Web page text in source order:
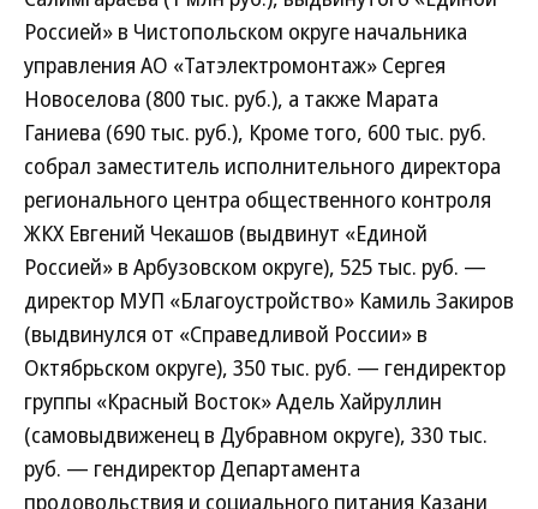
Россией» в Чистопольском округе начальника
управления АО «Татэлектромонтаж» Сергея
Новоселова (800 тыс. руб.), а также Марата
Ганиева (690 тыс. руб.), Кроме того, 600 тыс. руб.
собрал заместитель исполнительного директора
регионального центра общественного контроля
ЖКХ Евгений Чекашов (выдвинут «Единой
Россией» в Арбузовском округе), 525 тыс. руб. —
директор МУП «Благоустройство» Камиль Закиров
(выдвинулся от «Справедливой России» в
Октябрьском округе), 350 тыс. руб. — гендиректор
группы «Красный Восток» Адель Хайруллин
(самовыдвиженец в Дубравном округе), 330 тыс.
руб. — гендиректор Департамента
продовольствия и социального питания Казани